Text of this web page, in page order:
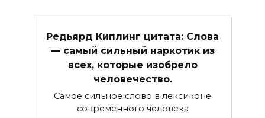
Редьярд Киплинг цитата: Слова
— самый сильный наркотик из
всех, которые изобрело
человечество.
Самое сильное слово в лексиконе
современного человека